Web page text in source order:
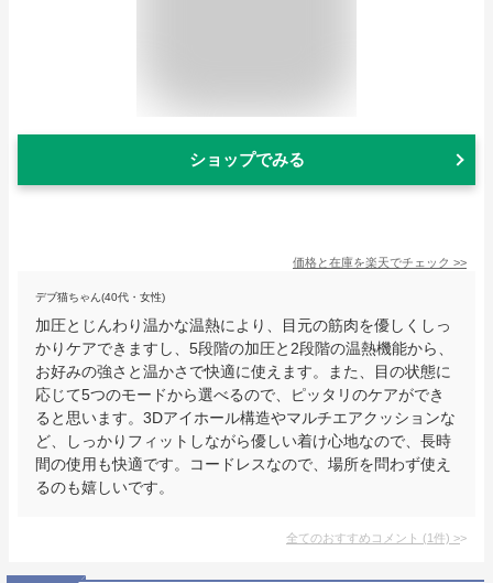
ショップでみる
価格と在庫を楽天でチェック >>
デブ猫ちゃん(40代・女性)
加圧とじんわり温かな温熱により、目元の筋肉を優しくしっ
かりケアできますし、5段階の加圧と2段階の温熱機能から、
お好みの強さと温かさで快適に使えます。また、目の状態に
応じて5つのモードから選べるので、ピッタリのケアができ
ると思います。3Dアイホール構造やマルチエアクッションな
ど、しっかりフィットしながら優しい着け心地なので、長時
間の使用も快適です。コードレスなので、場所を問わず使え
るのも嬉しいです。
全てのおすすめコメント (1件) >